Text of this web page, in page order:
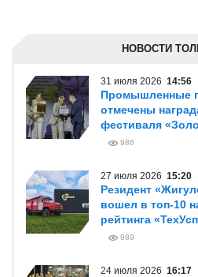
НОВОСТИ
31 июля 2026 14:56
Промышленные
отмечены
фестиваля
986
27 июля 2026 15:20
Резидент
вошел в топ-10
рейтинга
989
24 июля 2026 16:17